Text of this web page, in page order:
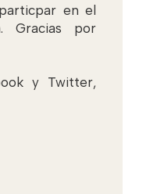
en el
Gracias por
y Twitter,